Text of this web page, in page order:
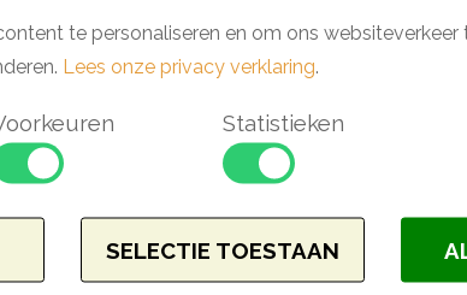
Waarom kiezen voor een Wallstyl
- Toepasbaar in vochtige ruimtes
- Hoge dichtheid vanwege materiaal
- Voorgeschilderd en extreem stootvast
- Beschermd kwetsbare randen
te personaliseren en om ons websiteverkeer
Lees onze privacy verklaring.
Statistieken
SELECTIE TOESTAAN